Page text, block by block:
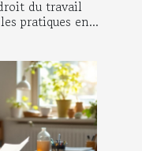
du travail
pratiques en...